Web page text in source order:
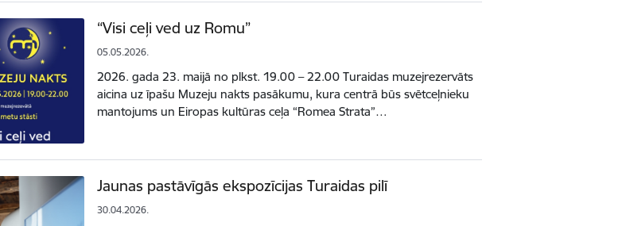
“Visi ceļi ved uz Romu”
05.05.2026.
2026. gada 23. maijā no plkst. 19.00 – 22.00 Turaidas muzejrezervāts
aicina uz īpašu Muzeju nakts pasākumu, kura centrā būs svētceļnieku
mantojums un Eiropas kultūras ceļa “Romea Strata”…
Jaunas pastāvīgās ekspozīcijas Turaidas pilī
30.04.2026.